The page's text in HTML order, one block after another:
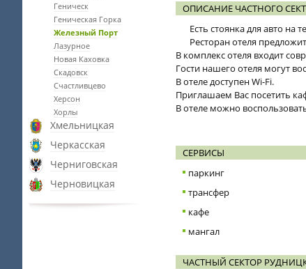
Геническ
Геническая Горка
Железный Порт
Лазурное
Новая Каховка
Скадовск
Счастливцево
Херсон
Хорлы
Хмельницкая
Черкасская
Черниговская
Черновицкая
ОПИСАНИЕ ЧАСТНОГО
Есть стоянка для авто на
Ресторан отеля
В комплекс отеля входит
Гости нашего отеля могут
В отеле доступен Wi-Fi.
Приглашаем Вас посетить
В отеле можно
СЕРВИСЫ
паркинг
трансфер
кафе
мангал
ЧАСТНЫЙ СЕКТОР